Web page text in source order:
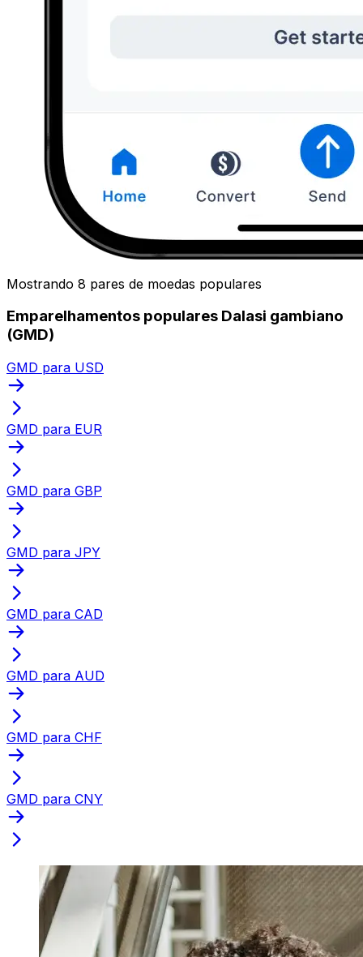
Mostrando 8 pares de moedas populares
Emparelhamentos populares Dalasi gambiano
(GMD)
GMD para USD
GMD para EUR
GMD para GBP
GMD para JPY
GMD para CAD
GMD para AUD
GMD para CHF
GMD para CNY